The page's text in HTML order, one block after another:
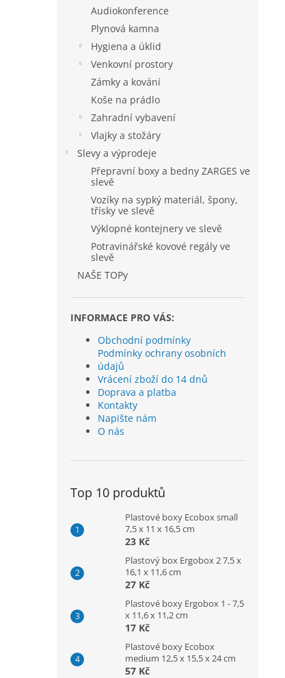
Audiokonference
Plynová kamna
Hygiena a úklid
Venkovní prostory
Zámky a kování
Koše na prádlo
Zahradní vybavení
Vlajky a stožáry
Slevy a výprodeje
Přepravní boxy a bedny ZARGES ve
slevě
Vozíky na sypký materiál, špony,
třísky ve slevě
Výklopné kontejnery ve slevě
Potravinářské kovové regály ve
slevě
NAŠE TOPy
INFORMACE PRO VÁS:
Obchodní podmínky
Podmínky ochrany osobních
údajů
Vrácení zboží do 14 dnů
Doprava a platba
Kontakty
Napište nám
O nás
Top 10 produktů
Plastové boxy Ecobox small
7,5 x 11 x 16,5 cm
23 Kč
Plastový box Ergobox 2 7,5 x
16,1 x 11,6 cm
27 Kč
Plastové boxy Ergobox 1 - 7,5
x 11,6 x 11,2 cm
17 Kč
Plastové boxy Ecobox
medium 12,5 x 15,5 x 24 cm
57 Kč